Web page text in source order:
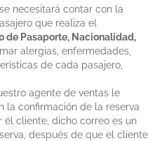
necesitará contar con la
que realiza el
de Pasaporte, Nacionalidad,
alergias, enfermedades,
de cada pasajero,
agente de ventas le
la confirmación de la reserva
cliente, dicho correo es un
después de que el cliente